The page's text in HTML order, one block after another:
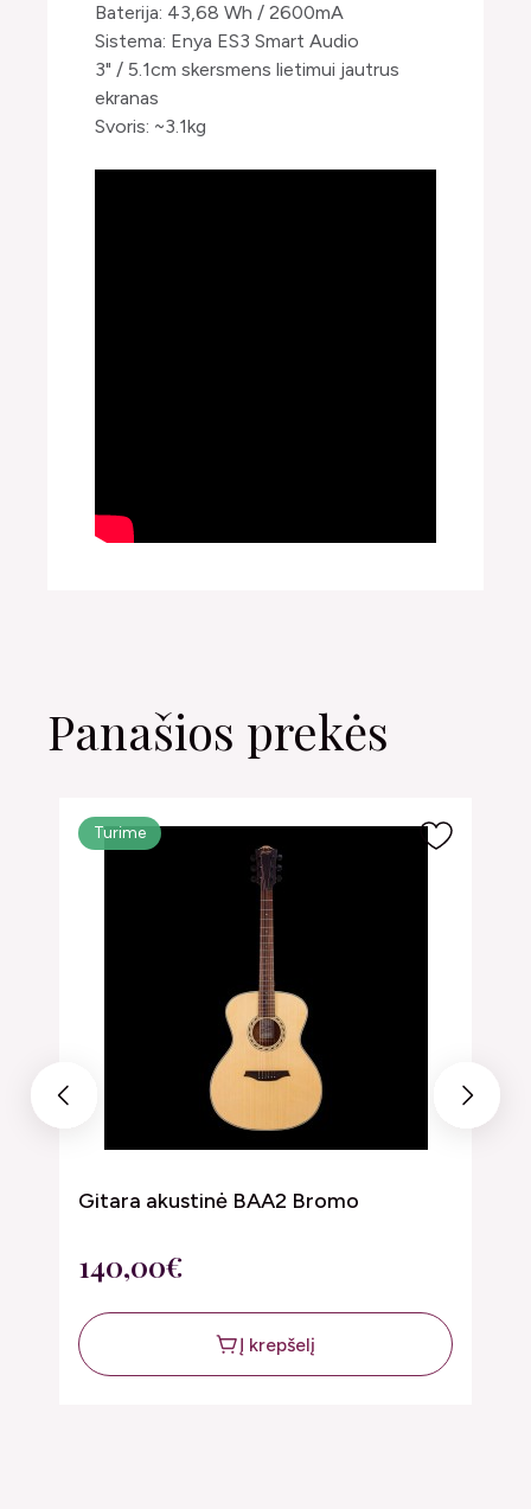
Baterija: 43,68 Wh / 2600mA
Sistema: Enya ES3 Smart Audio
3" / 5.1cm skersmens lietimui jautrus
ekranas
Svoris: ~3.1kg
Panašios prekės
Previous
Turime
Gitara akustinė BAA2 Bromo
140,00€
Į krepšelį
Next